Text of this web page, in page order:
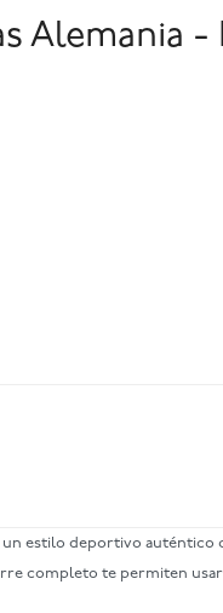
Alemania -
un estilo deportivo
completo te permiten